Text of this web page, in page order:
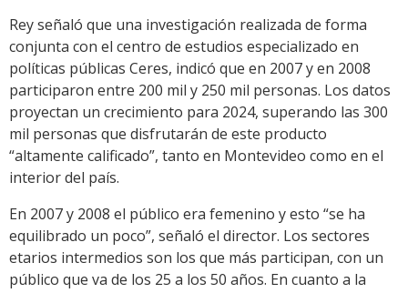
Rey señaló que una investigación realizada de forma
conjunta con el centro de estudios especializado en
políticas públicas Ceres, indicó que en 2007 y en 2008
participaron entre 200 mil y 250 mil personas. Los datos
proyectan un crecimiento para 2024, superando las 300
mil personas que disfrutarán de este producto
“altamente calificado”, tanto en Montevideo como en el
interior del país.
En 2007 y 2008 el público era femenino y esto “se ha
equilibrado un poco”, señaló el director. Los sectores
etarios intermedios son los que más participan, con un
público que va de los 25 a los 50 años. En cuanto a la